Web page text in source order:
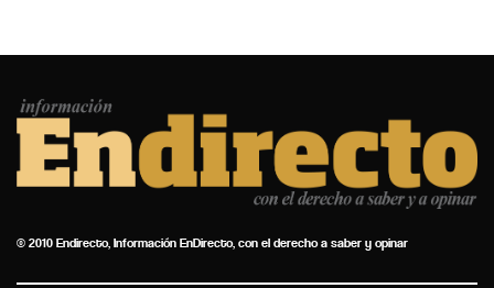
© 2010 Endirecto, Información EnDirecto, con el derecho a saber y opinar